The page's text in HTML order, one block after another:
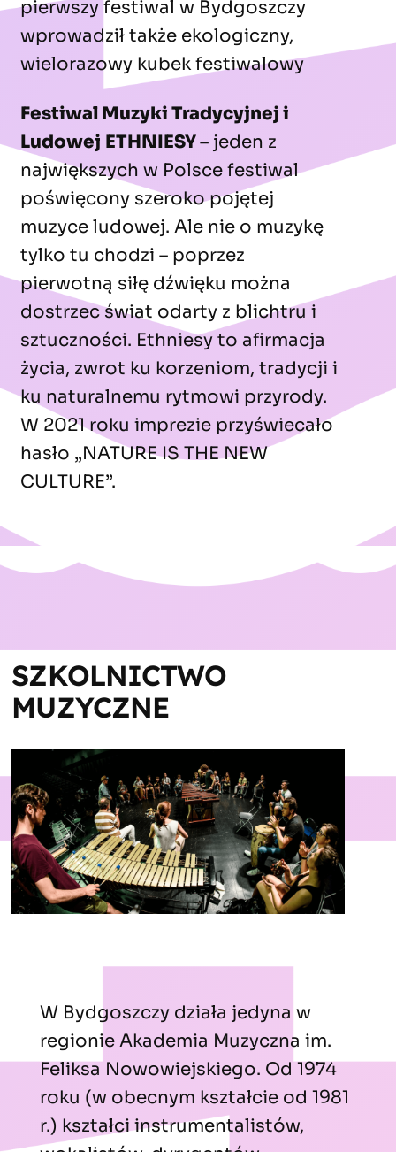
pierwszy festiwal w Bydgoszczy
wprowadził także ekologiczny,
wielorazowy kubek festiwalowy
Festiwal Muzyki Tradycyjnej i
Ludowej ETHNIESY– jeden z
największych w Polsce festiwal
poświęcony szeroko pojętej
muzyce ludowej. Ale nie o muzykę
tylko tu chodzi – poprzez
pierwotną siłę dźwięku można
dostrzec świat odarty z blichtru i
sztuczności. Ethniesy to afirmacja
życia, zwrot ku korzeniom, tradycji i
ku naturalnemu rytmowi przyrody.
W 2021 roku imprezie przyświecało
hasło „NATURE IS THE NEW
CULTURE”.
SZKOLNICTWO
MUZYCZNE
W Bydgoszczy działa jedyna w
regionie Akademia Muzyczna im.
Feliksa Nowowiejskiego. Od 1974
roku (w obecnym kształcie od 1981
r.) kształci instrumentalistów,